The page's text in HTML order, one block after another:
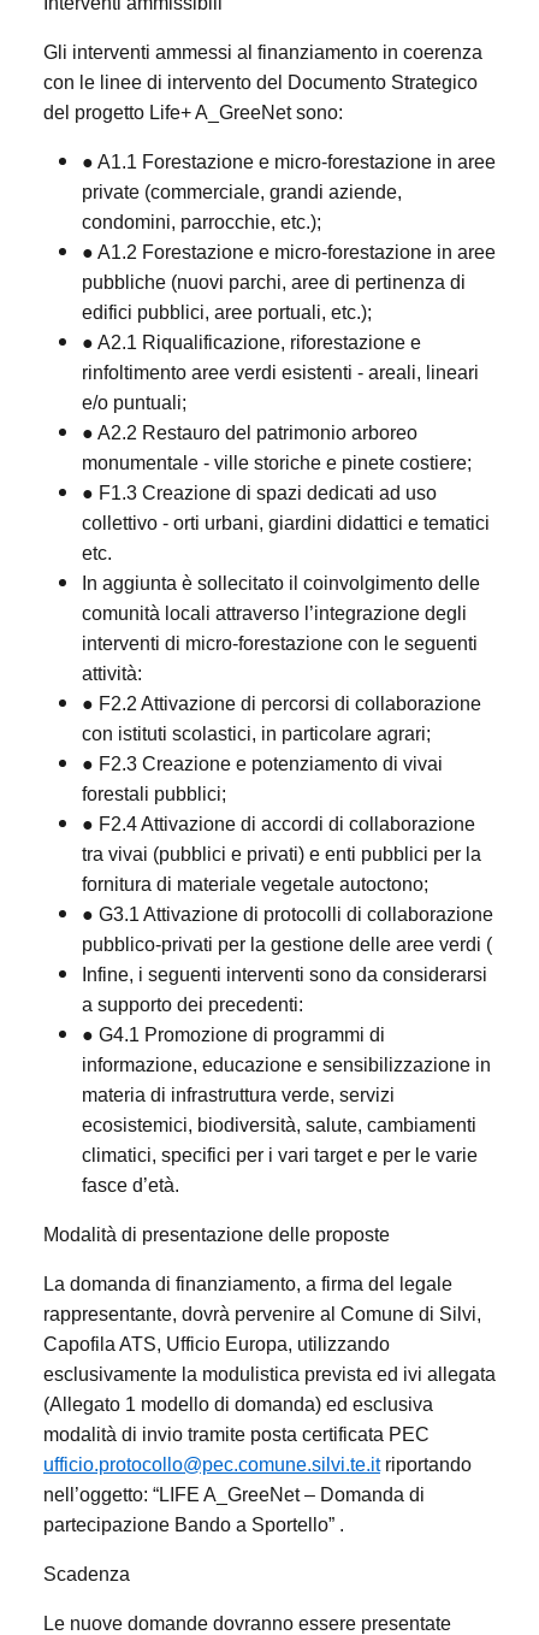
Gli interventi ammessi al finanziamento in coerenza
con le linee di intervento del Documento Strategico
del progetto Life+ A_GreeNet sono:
● A1.1 Forestazione e micro-forestazione in aree
private (commerciale, grandi aziende,
condomini, parrocchie, etc.);
● A1.2 Forestazione e micro-forestazione in aree
pubbliche (nuovi parchi, aree di pertinenza di
edifici pubblici, aree portuali, etc.);
● A2.1 Riqualificazione, riforestazione e
rinfoltimento aree verdi esistenti - areali, lineari
e/o puntuali;
● A2.2 Restauro del patrimonio arboreo
monumentale - ville storiche e pinete costiere;
● F1.3 Creazione di spazi dedicati ad uso
collettivo - orti urbani, giardini didattici e tematici
etc.
In aggiunta è sollecitato il coinvolgimento delle
comunità locali attraverso l’integrazione degli
interventi di micro-forestazione con le seguenti
attività:
● F2.2 Attivazione di percorsi di collaborazione
con istituti scolastici, in particolare agrari;
● F2.3 Creazione e potenziamento di vivai
forestali pubblici;
● F2.4 Attivazione di accordi di collaborazione
tra vivai (pubblici e privati) e enti pubblici per la
fornitura di materiale vegetale autoctono;
● G3.1 Attivazione di protocolli di collaborazione
pubblico-privati per la gestione delle aree verdi (
Infine, i seguenti interventi sono da considerarsi
a supporto dei precedenti:
● G4.1 Promozione di programmi di
informazione, educazione e sensibilizzazione in
materia di infrastruttura verde, servizi
ecosistemici, biodiversità, salute, cambiamenti
climatici, specifici per i vari target e per le varie
fasce d’età.
Modalità di presentazione delle proposte
La domanda di finanziamento, a firma del legale
rappresentante, dovrà pervenire al Comune di Silvi,
Capofila ATS, Ufficio Europa, utilizzando
esclusivamente la modulistica prevista ed ivi allegata
(Allegato 1 modello di domanda) ed esclusiva
modalità di invio tramite posta certificata PEC
ufficio.protocollo@pec.comune.silvi.te.itriportando
nell’oggetto: “LIFE A_GreeNet – Domanda di
partecipazione Bando a Sportello” .
Scadenza
Le nuove domande dovranno essere presentate